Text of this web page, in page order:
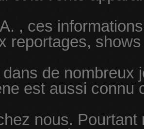
, ces
reportages,
dans de
est aussi connu
nous.